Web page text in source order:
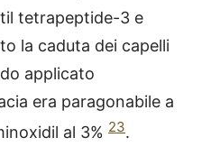
tetrapeptide-3 e
la caduta dei capelli
applicato
era paragonabile a
al 3% 23.